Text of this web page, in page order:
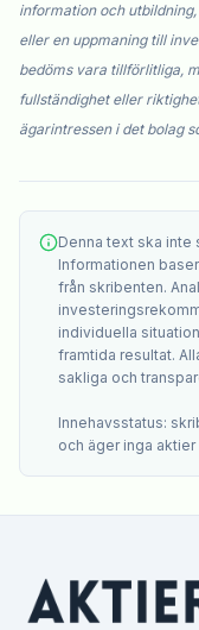
information och
eller en uppmaning till
bedöms vara tillförlitliga,
fullständighet eller
ägarintressen i det bolag
Denna text ska inte
Informationen
från skribenten.
individuella
framtida resultat.
sakliga och
Innehavsstatus:
och äger inga